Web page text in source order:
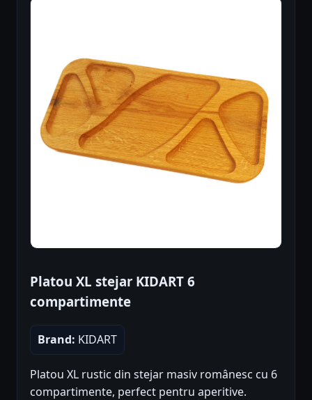
Platou XL stejar KIDART 6
compartimente
Brand: KIDART
Platou XL rustic din stejar masiv românesc cu 6
compartimente, perfect pentru aperitive.